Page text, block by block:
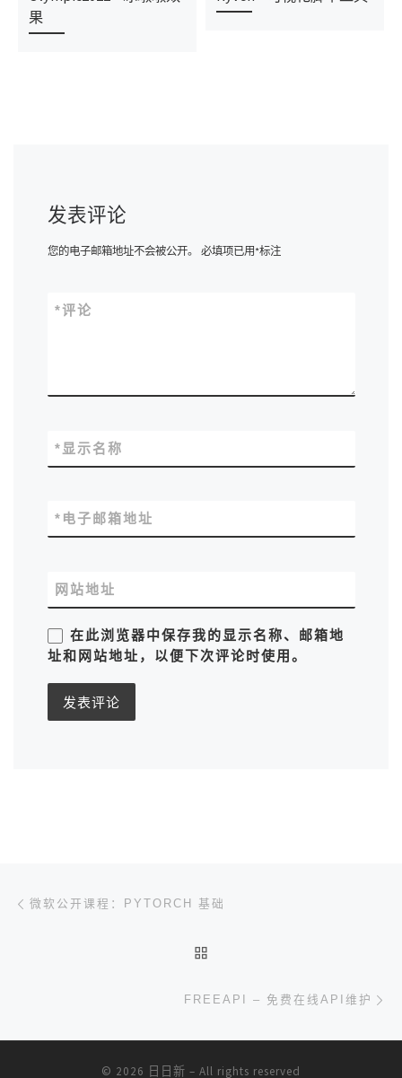
果
发表评论
您的电子邮箱地址不会被公开。 必填项已用*标注
评论
*
显示名称
*
电子邮箱地址
*
网站地址
在此浏览器中保存我的显示名称、邮箱地
址和网站地址，以便下次评论时使用。
文章导航
微软公开课程：PYTORCH 基础
FREEAPI – 免费在线API维护
© 2026 日日新 – All rights reserved